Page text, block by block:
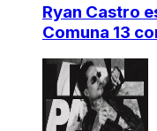
Ryan Castro
Comuna 13